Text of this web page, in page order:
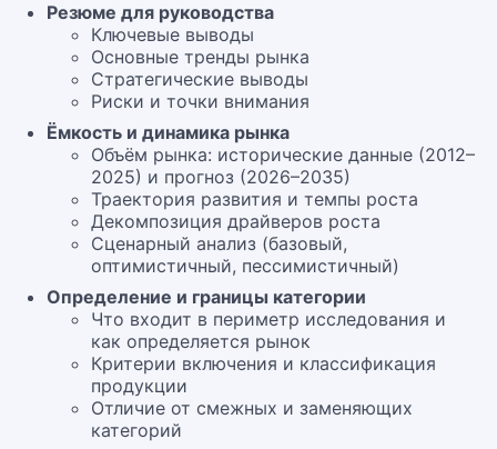
Резюме для руководства
Ключевые выводы
Основные тренды рынка
Стратегические выводы
Риски и точки внимания
Ёмкость и динамика рынка
Объём рынка: исторические данные (2012–
2025) и прогноз (2026–2035)
Траектория развития и темпы роста
Декомпозиция драйверов роста
Сценарный анализ (базовый,
оптимистичный, пессимистичный)
Определение и границы категории
Что входит в периметр исследования и
как определяется рынок
Критерии включения и классификация
продукции
Отличие от смежных и заменяющих
категорий